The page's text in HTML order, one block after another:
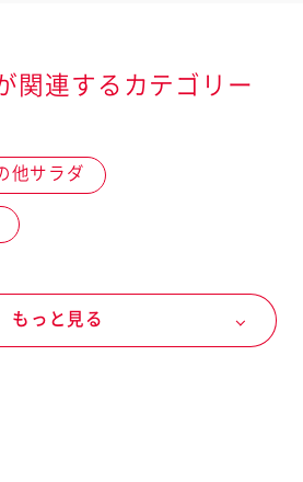
関連するカテゴリー
他サラダ
ームチーズ
もっと見る